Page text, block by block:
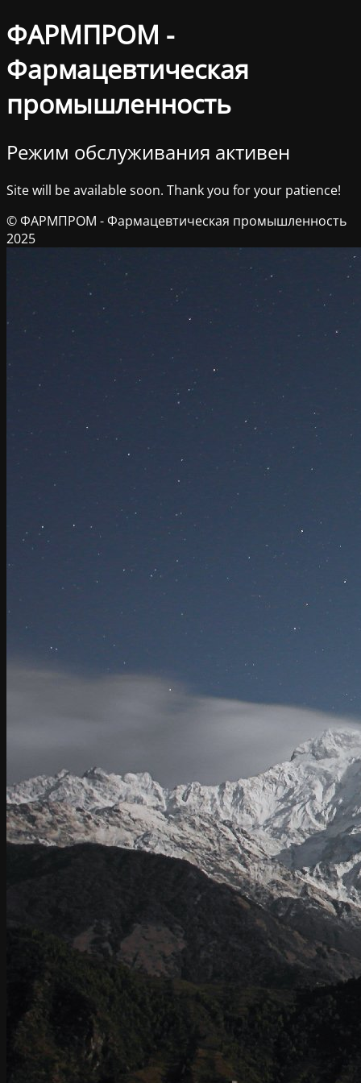
ФАРМПРОМ -
Фармацевтическая
промышленность
Режим обслуживания активен
Site will be available soon. Thank you for your patience!
© ФАРМПРОМ - Фармацевтическая промышленность
2025